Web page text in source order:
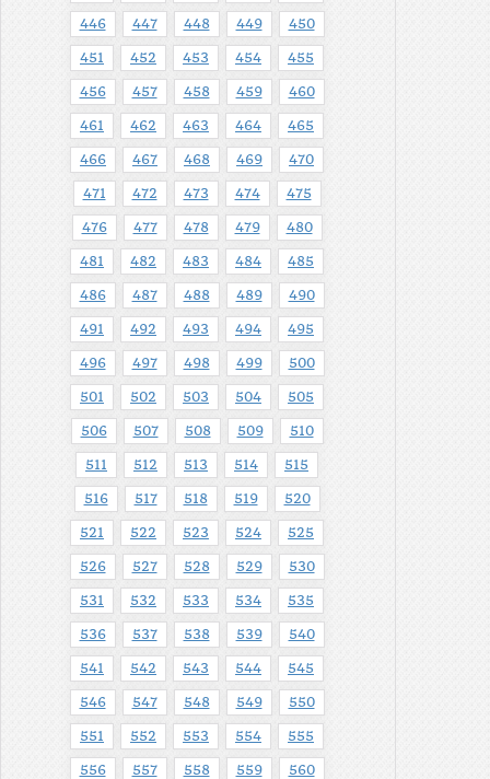
446 447 448 449 450
451 452 453 454 455
456 457 458 459 460
461 462 463 464 465
466 467 468 469 470
471 472 473 474 475
476 477 478 479 480
481 482 483 484 485
486 487 488 489 490
491 492 493 494 495
496 497 498 499 500
501 502 503 504 505
506 507 508 509 510
511 512 513 514 515
516 517 518 519 520
521 522 523 524 525
526 527 528 529 530
531 532 533 534 535
536 537 538 539 540
541 542 543 544 545
546 547 548 549 550
551 552 553 554 555
556 557 558 559 560